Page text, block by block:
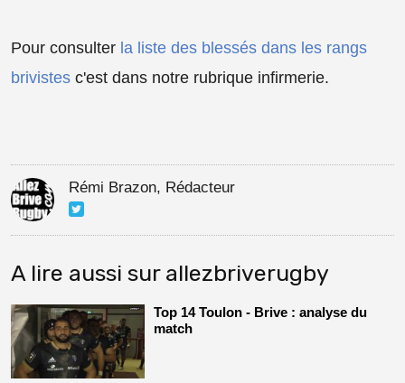
Pour consulter la liste des blessés dans les rangs
brivistes c'est dans notre rubrique infirmerie.
Rémi Brazon, Rédacteur
A lire aussi sur allezbriverugby
Top 14 Toulon - Brive : analyse du
match